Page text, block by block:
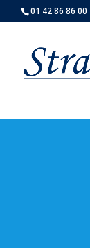
01 42 86 86 00